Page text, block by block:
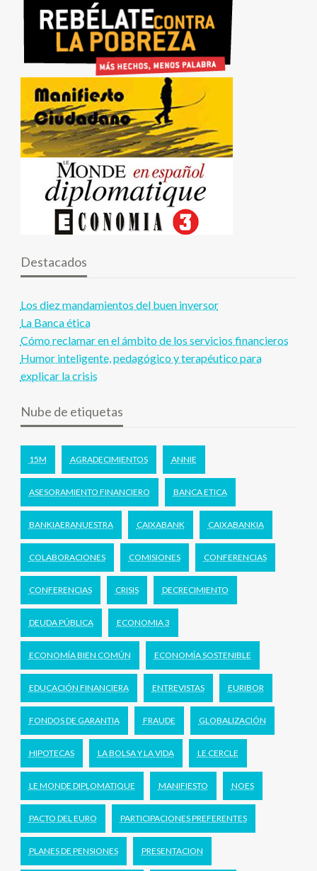
Destacados
Los diez mandamientos del buen inversor
La Banca ética
Cómo reclamar en el ámbito de los servicios financieros
Humor inteligente, pedagógico y terapéutico para
explicar la crisis
Nube de etiquetas
15M AGRADECIMIENTOS ANNIE
ASESORAMIENTO FINANCIERO BANCA ETICA
BANKIAERANUESTRA CAIXABANK CAIXABANKIA
COLABORACIONES COMISIONES CONFERENCIAS
CONFERENCIAS CRISIS DECRECIMIENTO
DEUDA PÚBLICA ECONOMIA 3
ECONOMÍA BIEN COMÚN ECONOMÍA SOSTENIBLE
EDUCACIÓN FINANCIERA ENTREVISTAS EURIBOR
FONDOS DE GARANTIA FRAUDE GLOBALIZACIÓN
HIPOTECAS LA BOLSA Y LA VIDA LE CERCLE
LE MONDE DIPLOMATIQUE MANIFIESTO NOES
PACTO DEL EURO PARTICIPACIONES PREFERENTES
PLANES DE PENSIONES PRESENTACION